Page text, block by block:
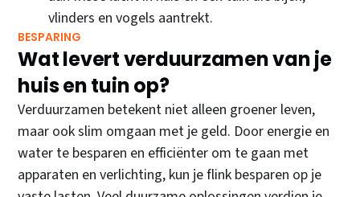
vlinders en vogels aantrekt.
BESPARING
Wat levert verduurzamen van je
huis en tuin op?
Verduurzamen betekent niet alleen groener leven,
maar ook slim omgaan met je geld. Door energie en
water te besparen en efficiënter om te gaan met
apparaten en verlichting, kun je flink besparen op je